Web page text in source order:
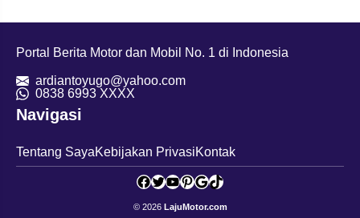
Portal Berita Motor dan Mobil No. 1 di Indonesia
ardiantoyugo@yahoo.com
0838 6993 XXXX
Navigasi
Tentang SayaKebijakan PrivasiKontak
Facebook
Twitter
YouTube
Pinterest
Google
TikTok
© 2026 LajuMotor.com